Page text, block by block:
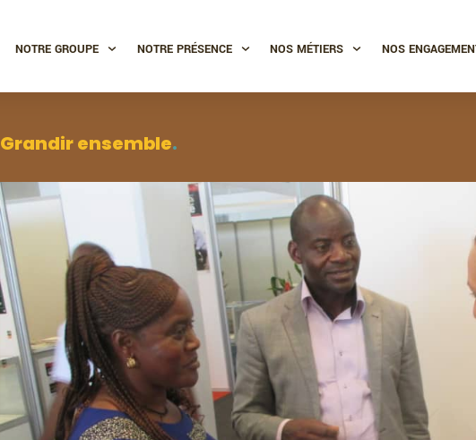
NOTRE GROUPE NOTRE PRÉSENCE NOS MÉTIERS NOS
Grandir ensemble.